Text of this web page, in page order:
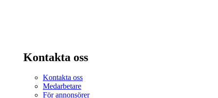
Kontakta oss
Kontakta oss
Medarbetare
För annonsörer